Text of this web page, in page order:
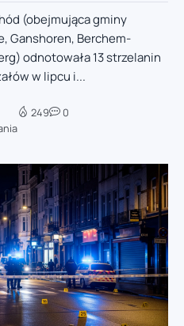
(obejmująca gminy
Ganshoren, Berchem-
odnotowała 13 strzelanin
w lipcu i...
249 0